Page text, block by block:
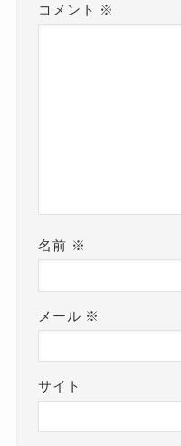
コメント ※
名前 ※
メール ※
サイト